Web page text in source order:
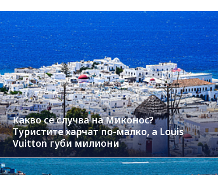
Какво се случва на Миконос?
Туристите харчат по-малко, а Louis
Vuitton губи милиони